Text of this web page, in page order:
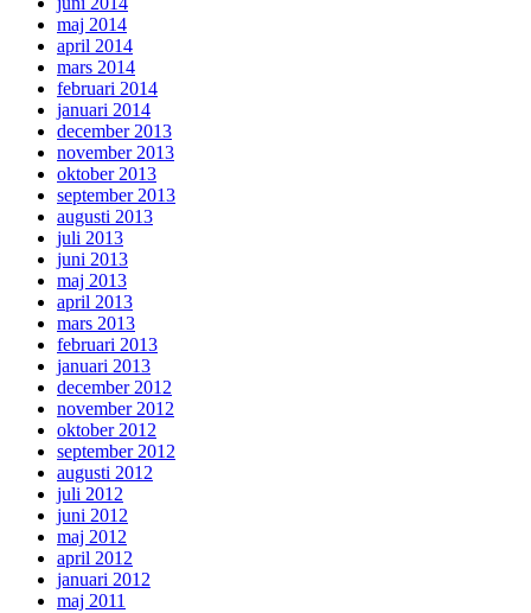
maj 2014
april 2014
mars 2014
februari 2014
januari 2014
december 2013
november 2013
oktober 2013
september 2013
augusti 2013
juli 2013
juni 2013
maj 2013
april 2013
mars 2013
februari 2013
januari 2013
december 2012
november 2012
oktober 2012
september 2012
augusti 2012
juli 2012
juni 2012
maj 2012
april 2012
januari 2012
maj 2011